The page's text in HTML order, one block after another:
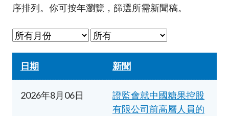
新聞稿及公布
序排列。你可按年瀏覽，篩選所需新聞稿。
日期 新聞
2026年8月06日
證監會就中國糖果控股
有限公司前高層人員的